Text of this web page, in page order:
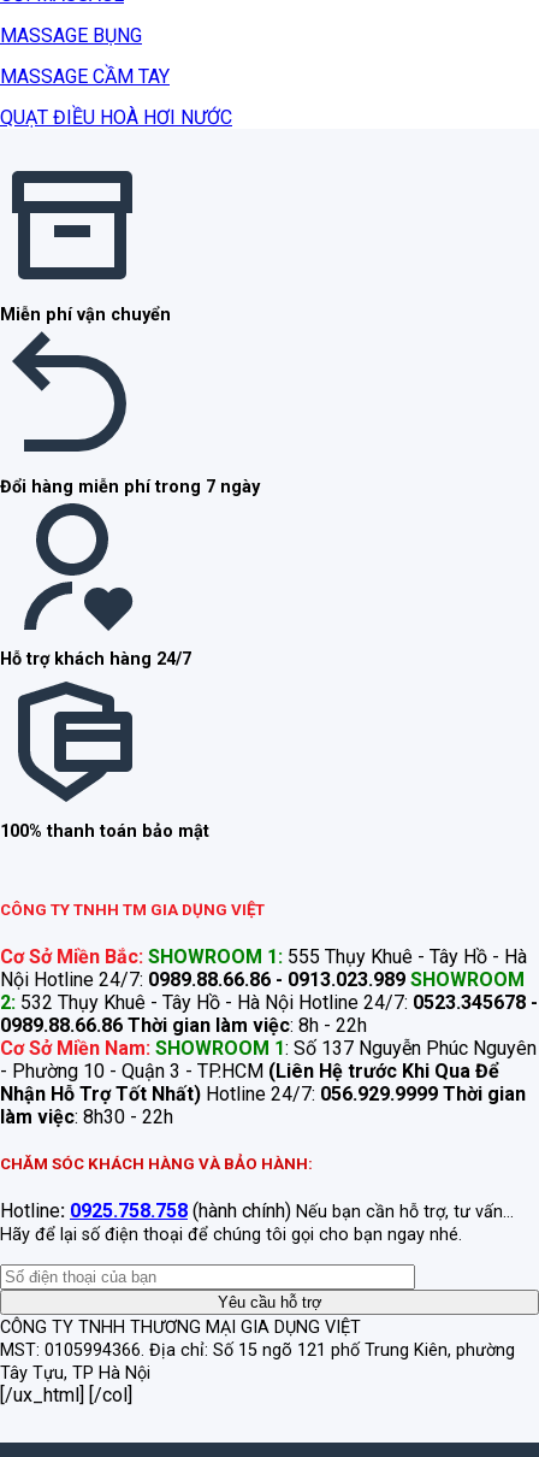
MASSAGE BỤNG
MASSAGE CẦM TAY
QUẠT ĐIỀU HOÀ HƠI NƯỚC
Miễn phí vận chuyển
Đổi hàng miễn phí trong 7 ngày
Hỗ trợ khách hàng 24/7
100% thanh toán bảo mật
CÔNG TY TNHH TM GIA DỤNG VIỆT
Cơ Sở Miền Bắc: SHOWROOM 1: 555 Thụy Khuê - Tây Hồ - Hà
Nội Hotline 24/7: 0989.88.66.86 - 0913.023.989 SHOWROOM
2: 532 Thụy Khuê - Tây Hồ - Hà Nội Hotline 24/7: 0523.345678 -
0989.88.66.86 Thời gian làm việc: 8h - 22h
Cơ Sở Miền Nam: SHOWROOM 1: Số 137 Nguyễn Phúc Nguyên
- Phường 10 - Quận 3 - TP.HCM (Liên Hệ trước Khi Qua Để
Nhận Hỗ Trợ Tốt Nhất) Hotline 24/7: 056.929.9999 Thời gian
làm việc: 8h30 - 22h
CHĂM SÓC KHÁCH HÀNG VÀ BẢO HÀNH:
Hotline: 0925.758.758 (hành chính) Nếu bạn cần hỗ trợ, tư vấn...
Hãy để lại số điện thoại để chúng tôi gọi cho bạn ngay nhé.
CÔNG TY TNHH THƯƠNG MẠI GIA DỤNG VIỆT
MST: 0105994366. Địa chỉ: Số 15 ngõ 121 phố Trung Kiên, phường
Tây Tựu, TP Hà Nội
[/ux_html] [/col]